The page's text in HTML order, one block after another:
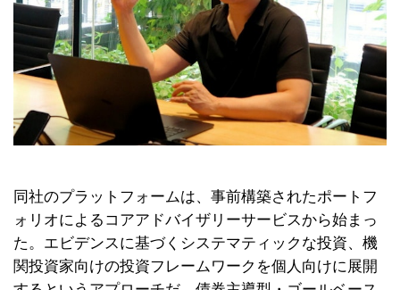
同社のプラットフォームは、事前構築されたポートフ
ォリオによるコアアドバイザリーサービスから始まっ
た。エビデンスに基づくシステマティックな投資、機
関投資家向けの投資フレームワークを個人向けに展開